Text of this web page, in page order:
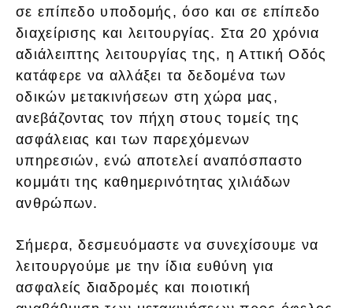
σε επίπεδο υποδομής, όσο και σε επίπεδο
διαχείρισης και λειτουργίας. Στα 20 χρόνια
αδιάλειπτης λειτουργίας της, η Αττική Οδός
κατάφερε να αλλάξει τα δεδομένα των
οδικών μετακινήσεων στη χώρα μας,
ανεβάζοντας τον πήχη στους τομείς της
ασφάλειας και των παρεχόμενων
υπηρεσιών, ενώ αποτελεί αναπόσπαστο
κομμάτι της καθημερινότητας χιλιάδων
ανθρώπων.
Σήμερα, δεσμευόμαστε να συνεχίσουμε να
λειτουργούμε με την ίδια ευθύνη για
ασφαλείς διαδρομές και ποιοτική